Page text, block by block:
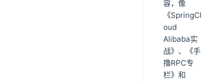
容，像
《SpringCl
oud
Alibaba实
战》、《手
撸RPC专
栏》和